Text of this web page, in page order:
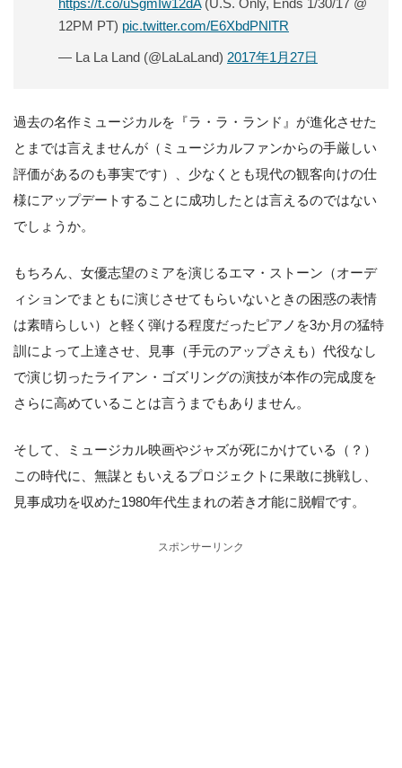
12PM PT) pic.twitter.com/E6XbdPNlTR
— La La Land (@LaLaLand) 2017年1月27日
過去の名作ミュージカルを『ラ・ラ・ランド』が進化させた
とまでは言えませんが（ミュージカルファンからの手厳しい
評価があるのも事実です）、少なくとも現代の観客向けの仕
様にアップデートすることに成功したとは言えるのではない
でしょうか。
もちろん、女優志望のミアを演じるエマ・ストーン（オーデ
ィションでまともに演じさせてもらいないときの困惑の表情
は素晴らしい）と軽く弾ける程度だったピアノを3か月の猛特
訓によって上達させ、見事（手元のアップさえも）代役なし
で演じ切ったライアン・ゴズリングの演技が本作の完成度を
さらに高めていることは言うまでもありません。
そして、ミュージカル映画やジャズが死にかけている（？）
この時代に、無謀ともいえるプロジェクトに果敢に挑戦し、
見事成功を収めた1980年代生まれの若き才能に脱帽です。
スポンサーリンク